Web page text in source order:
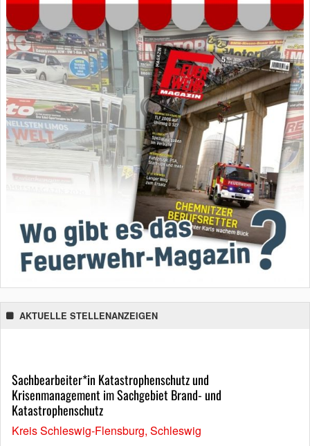
AKTUELLE STELLENANZEIGEN
Sachbearbeiter*in Katastrophenschutz und
Krisenmanagement im Sachgebiet Brand- und
Katastrophenschutz
Kreis Schleswig-Flensburg, Schleswig